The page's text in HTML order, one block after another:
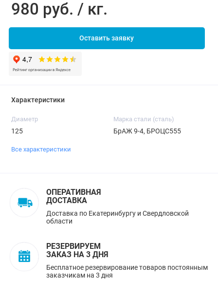
980 руб. / кг.
Оставить заявку
Характеристики
Диаметр
125
Марка стали (сталь)
БрАЖ 9-4, БРОЦС555
Все характеристики
ОПЕРАТИВНАЯ
ДОСТАВКА
Доставка по Екатеринбургу и Свердловской
области
РЕЗЕРВИРУЕМ
ЗАКАЗ НА 3 ДНЯ
Бесплатное резервирование товаров постоянным
заказчикам на 3 дня